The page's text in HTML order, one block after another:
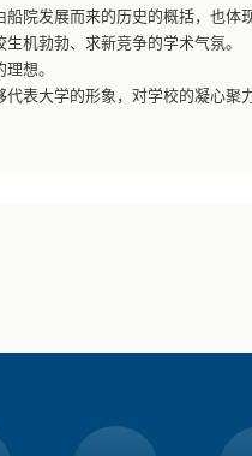
院发展而来的历史的概括，也体
机勃勃、求新竞争的学术气氛。
想。
表大学的形象，对学校的凝心聚